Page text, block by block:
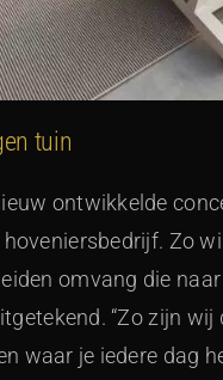
tuin
ontwikkelde
Zo
omvang die
“Zo zijn
waar je iedere dag